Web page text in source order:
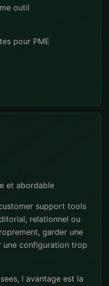
outil
pour PME
et abordable
support tools
relationnel ou
garder une
configuration trop
l avantage est la